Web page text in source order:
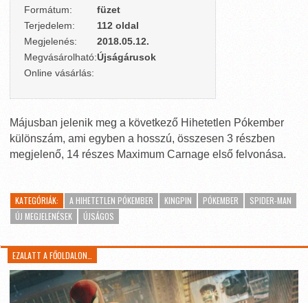
Formátum:
füzet
Terjedelem:
112 oldal
Megjelenés:
2018.05.12.
Megvásárolható:Újságárusok
Online vásárlás:
Májusban jelenik meg a következő Hihetetlen Pókember
különszám, ami egyben a hosszú, összesen 3 részben
megjelenő, 14 részes Maximum Carnage első felvonása.
KATEGÓRIÁK: A HIHETETLEN PÓKEMBER KINGPIN PÓKEMBER
SPIDER-MAN
ÚJ MEGJELENÉSEK
ÚJSÁGOS
EZALATT A FŐOLDALON…